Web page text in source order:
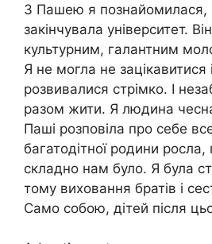
З Пашею я познайомилася,
закінчувала університет.
культурним, галантним
Я не могла не зацікавитися
розвивалися стрімко. І
разом жити. Я людина
Паші розповіла про себе
багатодітної родини росла,
складно нам було. Я була
тому виховання братів і
Само собою, дітей після